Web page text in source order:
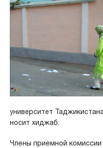
университет Таджикистан
носит хиджаб.
Члены приемной